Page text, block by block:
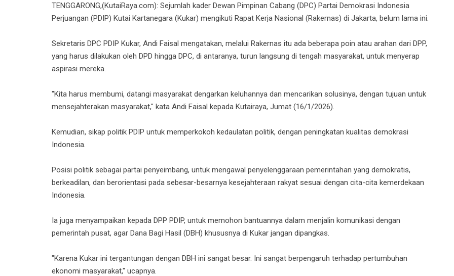
TENGGARONG,(KutaiRaya.com): Sejumlah kader Dewan Pimpinan Cabang (DPC) Partai Demokrasi Indonesia
Perjuangan (PDIP) Kutai Kartanegara (Kukar) mengikuti Rapat Kerja Nasional (Rakernas) di Jakarta, belum lama ini.
Sekretaris DPC PDIP Kukar, Andi Faisal mengatakan, melalui Rakernas itu ada beberapa poin atau arahan dari DPP,
yang harus dilakukan oleh DPD hingga DPC, di antaranya, turun langsung di tengah masyarakat, untuk menyerap
aspirasi mereka.
"Kita harus membumi, datangi masyarakat dengarkan keluhannya dan mencarikan solusinya, dengan tujuan untuk
mensejahterakan masyarakat," kata Andi Faisal kepada Kutairaya, Jumat (16/1/2026).
Kemudian, sikap politik PDIP untuk memperkokoh kedaulatan politik, dengan peningkatan kualitas demokrasi
Indonesia.
Posisi politik sebagai partai penyeimbang, untuk mengawal penyelenggaraan pemerintahan yang demokratis,
berkeadilan, dan berorientasi pada sebesar-besarnya kesejahteraan rakyat sesuai dengan cita-cita kemerdekaan
Indonesia.
Ia juga menyampaikan kepada DPP PDIP, untuk memohon bantuannya dalam menjalin komunikasi dengan
pemerintah pusat, agar Dana Bagi Hasil (DBH) khususnya di Kukar jangan dipangkas.
"Karena Kukar ini tergantungan dengan DBH ini sangat besar. Ini sangat berpengaruh terhadap pertumbuhan
ekonomi masyarakat," ucapnya.